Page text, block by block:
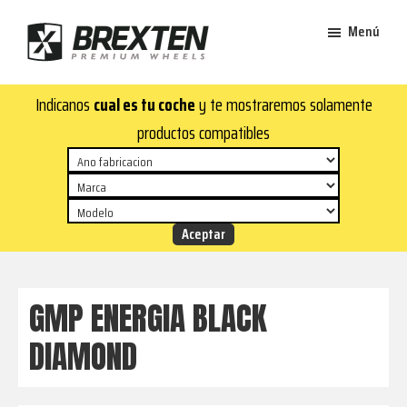
contenido
principal
de
página
Brexten
aluminio
premium
¡En
Brexten.com
encontrarás
aluminio
top!
y
estilo
para
Menú
Indicanos cual es tu cochey te mostraremos solamente
productos compatibles
GMP ENERGIA BLACK
DIAMOND